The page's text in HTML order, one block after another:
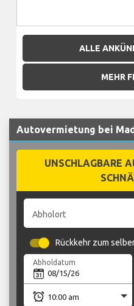
ALLE
MEHR
Autovermietung bei
UNSCHLAGBARE
Abholort
Rückkehr zum
Abholdatum